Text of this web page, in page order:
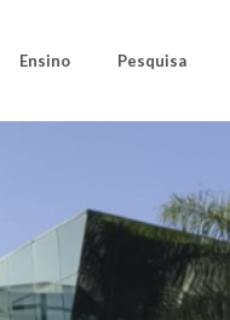
Ensino Pesquisa